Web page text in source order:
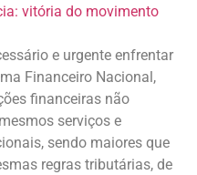
vitória do movimento
e urgente enfrentar
Financeiro Nacional,
financeiras não
serviços e
sendo maiores que
regras tributárias, de